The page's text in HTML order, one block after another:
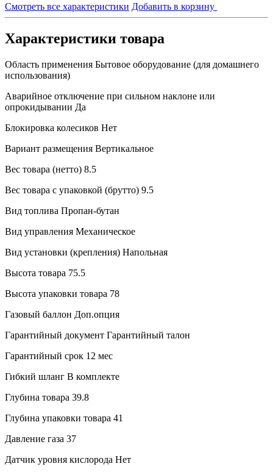
Смотреть все характеристики Добавить в корзину
Характеристики товара
Область применения Бытовое оборудование (для домашнего
использования)
Аварийное отключение при сильном наклоне или
опрокидывании Да
Блокировка колесиков Нет
Вариант размещения Вертикальное
Вес товара (нетто) 8.5
Вес товара с упаковкой (брутто) 9.5
Вид топлива Пропан-бутан
Вид управления Механическое
Вид установки (крепления) Напольная
Высота товара 75.5
Высота упаковки товара 78
Газовый баллон Доп.опция
Гарантийный документ Гарантийный талон
Гарантийный срок 12 мес
Гибкий шланг В комплекте
Глубина товара 39.8
Глубина упаковки товара 41
Давление газа 37
Датчик уровня кислорода Нет